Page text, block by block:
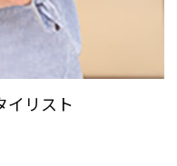
イリスト